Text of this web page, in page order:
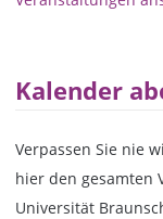
Kalender
Verpassen Sie nie
hier den gesamten
Universität